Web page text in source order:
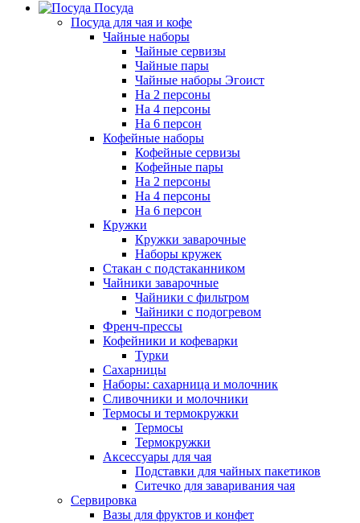
Посуда
Посуда для чая и кофе
Чайные наборы
Чайные сервизы
Чайные пары
Чайные наборы Эгоист
На 2 персоны
На 4 персоны
На 6 персон
Кофейные наборы
Кофейные сервизы
Кофейные пары
На 2 персоны
На 4 персоны
На 6 персон
Кружки
Кружки заварочные
Наборы кружек
Стакан с подстаканником
Чайники заварочные
Чайники с фильтром
Чайники с подогревом
Френч-прессы
Кофейники и кофеварки
Турки
Сахарницы
Наборы: сахарница и молочник
Сливочники и молочники
Термосы и термокружки
Термосы
Термокружки
Аксессуары для чая
Подставки для чайных пакетиков
Ситечко для заваривания чая
Сервировка
Вазы для фруктов и конфет